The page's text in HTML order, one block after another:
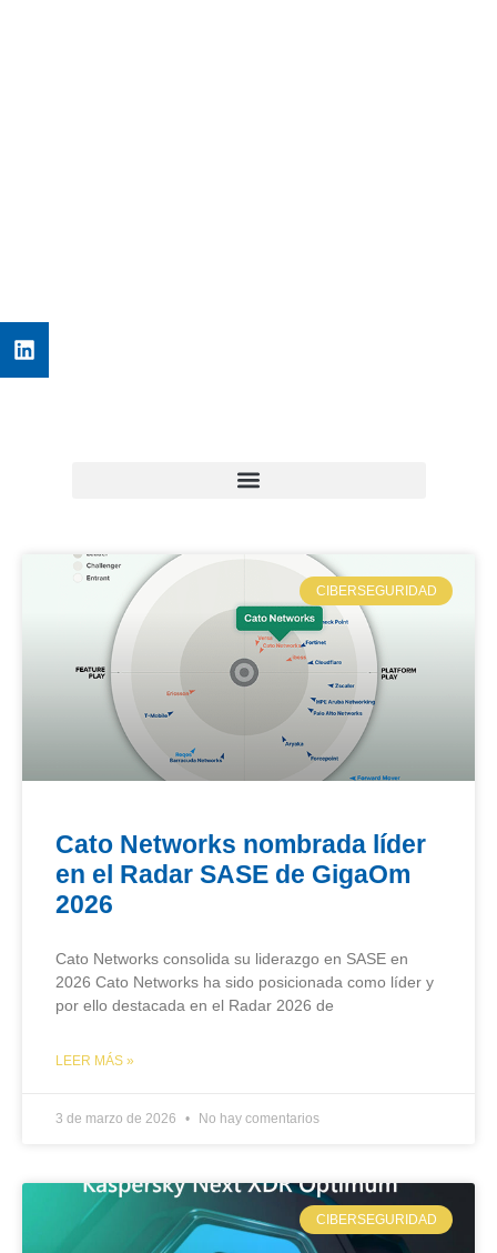
CIBERSEGURIDAD
Cato Networks nombrada líder
en el Radar SASE de GigaOm
2026
Cato Networks consolida su liderazgo en SASE en
2026 Cato Networks ha sido posicionada como líder y
por ello destacada en el Radar 2026 de
LEER MÁS »
3 de marzo de 2026 No hay comentarios
CIBERSEGURIDAD